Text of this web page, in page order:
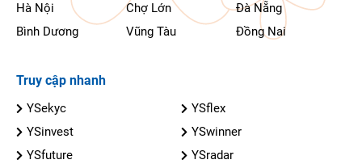
Hà Nội Chợ Lớn
Đà Nẵng
Bình Dương
Vũng Tàu Đồng Nai
Truy cập nhanh
YSekyc
YSflex
YSinvest
YSwinner
YSfuture
YSradar